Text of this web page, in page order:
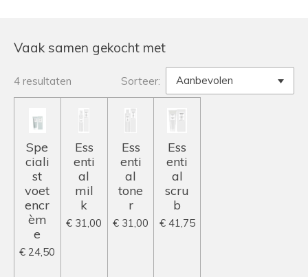
Vaak samen gekocht met
4 resultaten Sorteer:
Spe
ciali
st
voet
encr
èm
e
€ 24,50
Ess
enti
al
mil
k
€ 31,00
Ess
enti
al
tone
r
€ 31,00
Ess
enti
al
scru
b
€ 41,75